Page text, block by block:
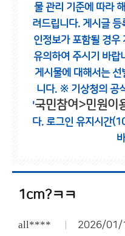
물 관리 기준에 따라
려드립니다. 게시글 등
인정보가 포함될 경우
유의하여 주시기 바랍
게시물에 대해서는
니다. ※ 기상청의 공
'국민참여>민원이
다. 로그인 유지시간
1cm?ㅋㅋ
all**** 2026/01/